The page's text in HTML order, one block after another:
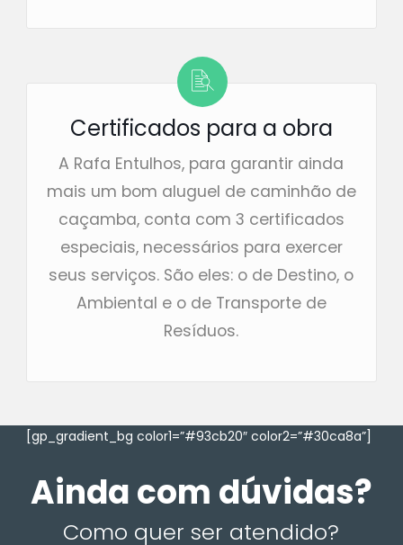
Certificados para a obra
A Rafa Entulhos, para garantir ainda
mais um bom aluguel de caminhão de
caçamba, conta com 3 certificados
especiais, necessários para exercer
seus serviços. São eles: o de Destino, o
Ambiental e o de Transporte de
Resíduos.
[gp_gradient_bg color1=”#93cb20″ color2=”#30ca8a”]
Ainda com dúvidas?
Como quer ser atendido?